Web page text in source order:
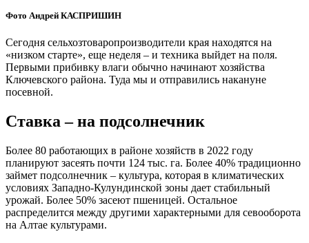
Фото Андрей КАСПРИШИН
Сегодня сельхозтоваропроизводители края находятся на
«низком старте», еще неделя – и техника выйдет на поля.
Первыми прибивку влаги обычно начинают хозяйства
Ключевского района. Туда мы и отправились накануне
посевной.
Ставка – на подсолнечник
Более 80 работающих в районе хозяйств в 2022 году
планируют засеять почти 124 тыс. га. Более 40% традиционно
займет подсолнечник – культура, которая в климатических
условиях Западно-Кулундинской зоны дает стабильный
урожай. Более 50% засеют пшеницей. Остальное
распределится между другими характерными для севооборота
на Алтае культурами.